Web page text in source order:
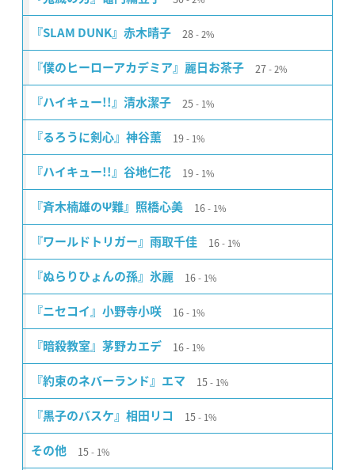
『SLAM DUNK』赤木晴子 28 2%
『僕のヒーローアカデミア』麗日お茶子 27 2%
『ハイキュー!!』清水潔子 25 1%
『るろうに剣心』神谷薫 19 1%
『ハイキュー!!』谷地仁花 19 1%
『斉木楠雄のΨ難』照橋心美 16 1%
『ワールドトリガー』雨取千佳 16 1%
『ぬらりひょんの孫』氷麗 16 1%
『ニセコイ』小野寺小咲 16 1%
『暗殺教室』茅野カエデ 16 1%
『約束のネバーランド』エマ 15 1%
『黒子のバスケ』相田リコ 15 1%
その他 15 1%